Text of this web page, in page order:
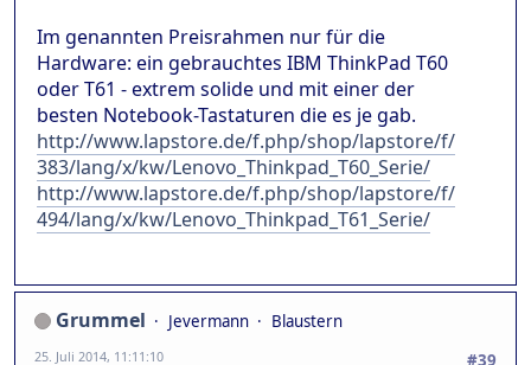
Im genannten Preisrahmen nur für die
Hardware: ein gebrauchtes IBM ThinkPad T60
oder T61 - extrem solide und mit einer der
besten Notebook-Tastaturen die es je gab.
http://www.lapstore.de/f.php/shop/lapstore/f/
383/lang/x/kw/Lenovo_Thinkpad_T60_Serie/
http://www.lapstore.de/f.php/shop/lapstore/f/
494/lang/x/kw/Lenovo_Thinkpad_T61_Serie/
Grummel Jevermann
Blaustern
#39
25. Juli 2014, 11:11:10